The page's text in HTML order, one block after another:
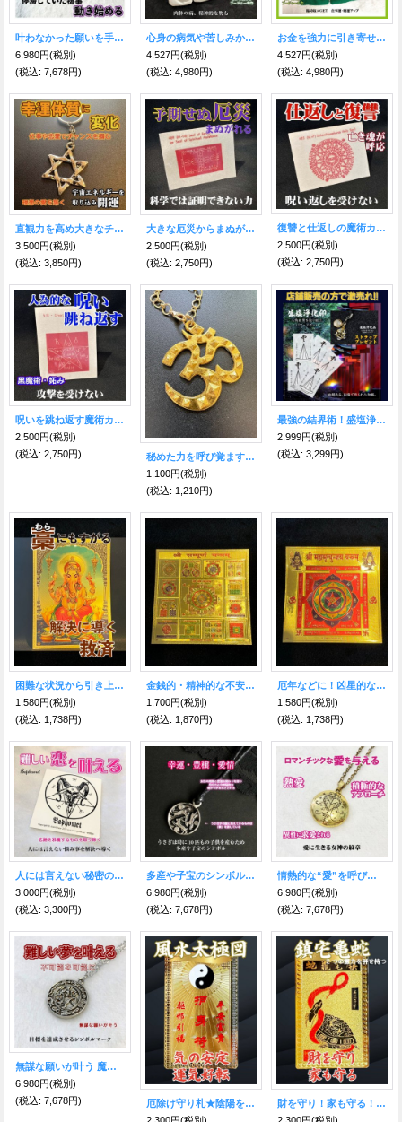
叶わなかった願いを手に入れる魔術ペンダント 月＆五芒星
6,980円(税別)
(税込: 7,678円)
心身の病気や苦しみから逃れる！ブードゥー人形 白
4,527円(税別)
(税込: 4,980円)
お金を強力に引き寄せ！ブードゥー人形 緑
4,527円(税別)
(税込: 4,980円)
直観力を高め大きなチャンスを掴む！六芒星キーホルダー
3,500円(税別)
(税込: 3,850円)
大きな厄災からまぬがれる魔術カード Earth
2,500円(税別)
(税込: 2,750円)
復讐と仕返しの魔術カード SchemhamphorasHoly
2,500円(税別)
(税込: 2,750円)
呪いを跳ね返す魔術カード GreatPentagram
2,500円(税別)
(税込: 2,750円)
秘めた力を呼び覚ます無限のパワー！ 神の紋章【オーン】チェーン飾り
1,100円(税別)
(税込: 1,210円)
最強の結界術！盛塩浄化印シール【陰陽術ストラップ・プレゼント】
2,999円(税別)
(税込: 3,299円)
困難な状況から引き上げてくれる神様のヤントラ・ガネーシャ☆インドのお守り
1,580円(税別)
(税込: 1,738円)
金銭的・精神的な不安や悩みを消滅させる！神のヤントラ・シュリサンプラン☆インドのお守り
1,700円(税別)
(税込: 1,870円)
厄年などに！凶星的な悪影響を防ぐ！ルドラ・ヤントラ★インドのお守り
1,580円(税別)
(税込: 1,738円)
人には言えない秘密の恋が叶う魔術ステッカー バホメット 略奪愛や不倫など複雑恋愛・秘密の関係に！
3,000円(税別)
(税込: 3,300円)
多産や子宝のシンボル 幸運・豊穣・愛情をもたらす魔術ペンダント Rabbitmoon
6,980円(税別)
(税込: 7,678円)
情熱的な“愛”を呼び込む魔術ペンダント エルズリフレーダ
6,980円(税別)
(税込: 7,678円)
無謀な願いが叶う 魔術ペンダント ゴールズ
6,980円(税別)
(税込: 7,678円)
厄除け守り札★陰陽を整え、気を安定させ運気好転★風水太極図護符
財を守り！家も守る！鎮宅亀蛇（チンタクキダ）護符【2025年の干支】